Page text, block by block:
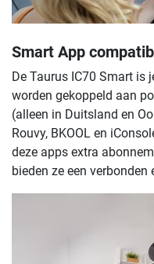
Smart App
De Taurus IC70 Smart is
worden gekoppeld aan
(alleen in Duitsland en
Rouvy, BKOOL en
deze apps extra
bieden ze een